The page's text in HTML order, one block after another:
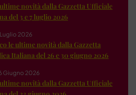
novità dalla Gazzetta Ufficiale
del 3 e 7 luglio 2026
2026
le ultime novità dalla Gazzetta
Italiana del 26 e 30 giugno 2026
Giugno 2026
novità dalla Gazzetta Ufficiale